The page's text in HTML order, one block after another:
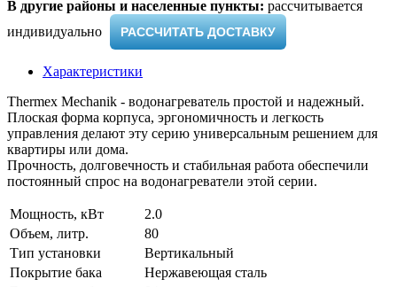
В другие районы и населенные пункты: рассчитывается
индивидуально ​
РАССЧИТАТЬ ДОСТАВКУ
Характеристики
Thermex Mechanik - водонагреватель простой и надежный.
Плоская форма корпуса, эргономичность и легкость
управления делают эту серию универсальным решением для
квартиры или дома.
Прочность, долговечность и стабильная работа обеспечили
постоянный спрос на водонагреватели этой серии.
Мощность, кВт
2.0
Объем, литр.
80
Тип установки
Вертикальный
Покрытие бака
Нержавеющая сталь